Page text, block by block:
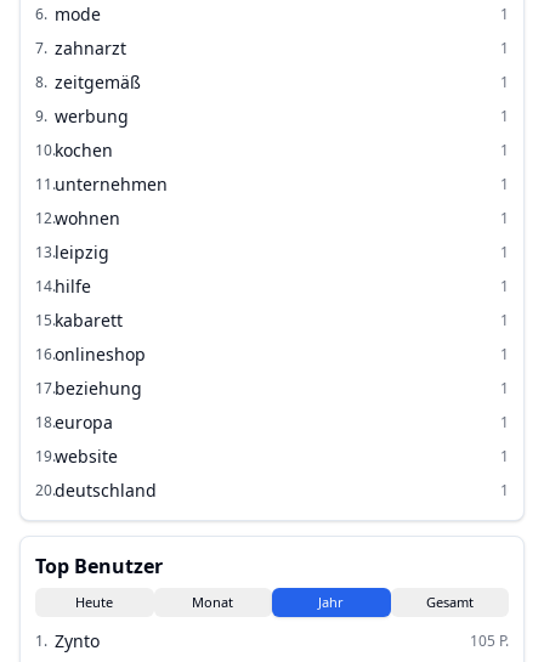
6. mode
1
7. zahnarzt
1
8. zeitgemäß
1
9. werbung
1
10.kochen
1
11.unternehmen
1
12.wohnen
1
13.leipzig
1
14.hilfe
1
15.kabarett
1
16.onlineshop
1
17.beziehung
1
18.europa
1
19.website
1
20.deutschland 1
Top Benutzer
Heute Monat Jahr Gesamt
1. Zynto 105 P.